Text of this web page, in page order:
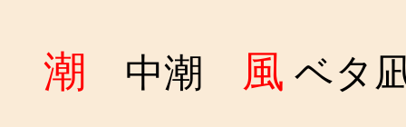
潮 中潮 風 ベ